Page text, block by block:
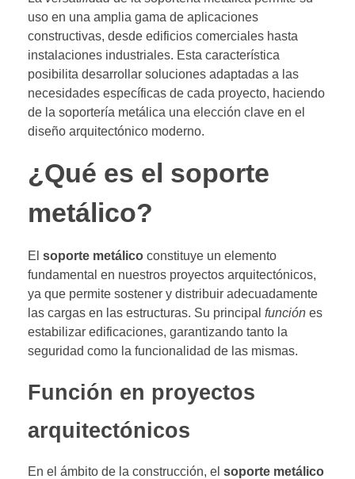
uso en una amplia gama de aplicaciones
constructivas, desde edificios comerciales hasta
instalaciones industriales. Esta característica
posibilita desarrollar soluciones adaptadas a las
necesidades específicas de cada proyecto, haciendo
de la soportería metálica una elección clave en el
diseño arquitectónico moderno.
¿Qué es el soporte
metálico?
El soporte metálico constituye un elemento
fundamental en nuestros proyectos arquitectónicos,
ya que permite sostener y distribuir adecuadamente
las cargas en las estructuras. Su principal función es
estabilizar edificaciones, garantizando tanto la
seguridad como la funcionalidad de las mismas.
Función en proyectos
arquitectónicos
En el ámbito de la construcción, el soporte metálico